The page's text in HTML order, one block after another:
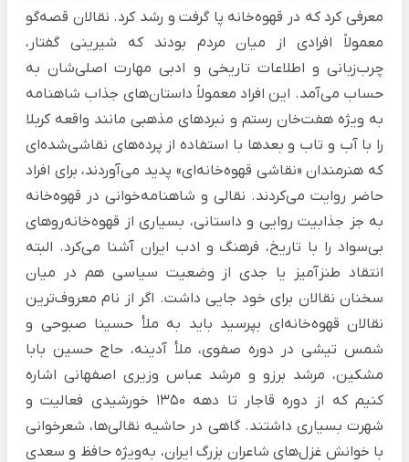
معرفی کرد که در قهوه‌خانه پا گرفت و رشد کرد. نقالان قصه‌گو
معمولاً افرادی از میان مردم بودند که شیرینی گفتار،
چرب‌زبانی و اطلاعات تاریخی و ادبی مهارت اصلی‌شان به
حساب می‌آمد. این افراد معمولاً داستان‌های جذاب شاهنامه
به ویژههفت‌خان رستم و نبردهای مذهبی مانند واقعه کربلا
را با آب و تاب و بعدها با استفاده از پرده‌های نقاشی‌شده‌ای
که هنرمندان «نقاشی قهوه‌خانه‌ای» پدید می‌آوردند، برای افراد
حاضر روایت می‌کردند. نقالی و شاهنامه‌خوانی در قهوه‌خانه
به جز جذابیت روایی و داستانی، بسیاری از قهوه‌خانه‌روهای
بی‌سواد را با تاریخ، فرهنگ و ادب ایران آشنا می‌کرد. البته
انتقاد طنزآمیز یا جدی از وضعیت سیاسی هم در میان
سخنان نقالان برای خود جایی داشت. اگر از نام معروف‌ترین
نقالان قهوه‌خانه‌ای بپرسید باید به ملأ حسینا صبوحی و
شمس تیشی در دوره صفوی، ملأ آدینه، حاج حسین بابا
مشکین، مرشد برزو و مرشد عباس وزیری اصفهانی اشاره
کنیم که از دوره قاجار تا دهه 1350 خورشیدی فعالیت و
شهرت بسیاری داشتند. گاهی در حاشیه نقالی‌ها، شعرخوانی
با خوانش غزل‌های شاعران بزرگ ایران، به‌ویژه حافظ و سعدی